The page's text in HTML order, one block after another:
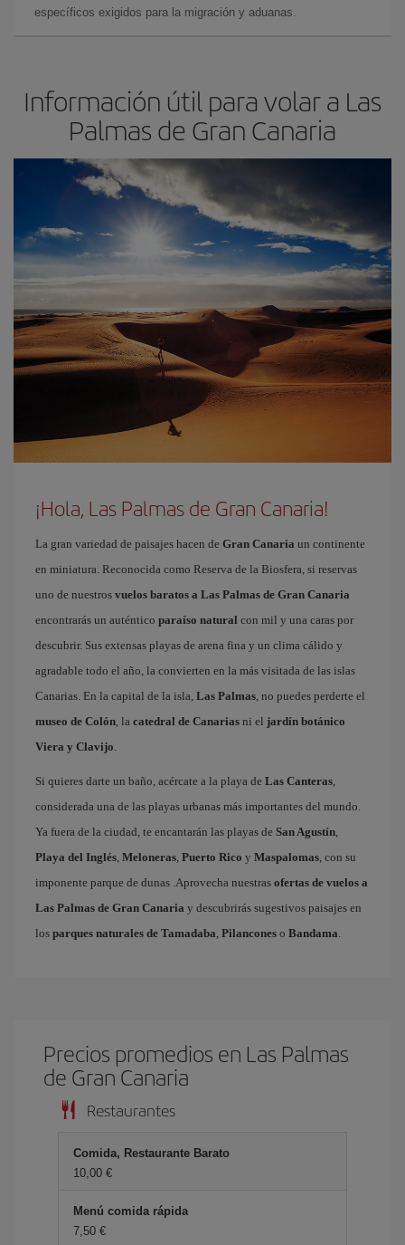
específicos exigidos para la migración y aduanas.
Información útil para volar a Las
Palmas de Gran Canaria
¡Hola, Las Palmas de Gran Canaria!
La gran variedad de paisajes hacen de Gran Canaria un continente
en miniatura. Reconocida como Reserva de la Biosfera, si reservas
uno de nuestros vuelos baratos a Las Palmas de Gran Canaria
encontrarás un auténtico paraíso natural con mil y una caras por
descubrir. Sus extensas playas de arena fina y un clima cálido y
agradable todo el año, la convierten en la más visitada de las islas
Canarias. En la capital de la isla, Las Palmas, no puedes perderte el
museo de Colón, la catedral de Canarias ni el jardín botánico
Viera y Clavijo.
Si quieres darte un baño, acércate a la playa de Las Canteras,
considerada una de las playas urbanas más importantes del mundo.
Ya fuera de la ciudad, te encantarán las playas de San Agustín,
Playa del Inglés, Meloneras, Puerto Rico y Maspalomas, con su
imponente parque de dunas .Aprovecha nuestras ofertas de vuelos a
Las Palmas de Gran Canaria y descubrirás sugestivos paisajes en
los parques naturales de Tamadaba, Pilancones o Bandama.
Precios promedios en Las Palmas
de Gran Canaria
Restaurantes
Comida, Restaurante Barato
10,00 €
Menú comida rápida
7,50 €